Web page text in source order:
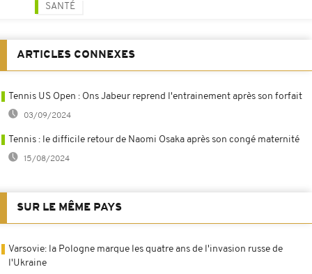
SANTÉ
ARTICLES CONNEXES
Tennis US Open : Ons Jabeur reprend l'entrainement après son forfait
03/09/2024
Tennis : le difficile retour de Naomi Osaka après son congé maternité
15/08/2024
SUR LE MÊME PAYS
Varsovie: la Pologne marque les quatre ans de l'invasion russe de
l'Ukraine